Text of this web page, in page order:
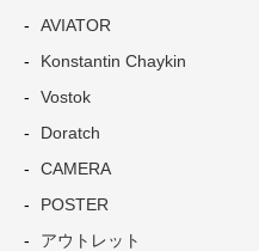
AVIATOR
Konstantin Chaykin
Vostok
Doratch
CAMERA
POSTER
アウトレット